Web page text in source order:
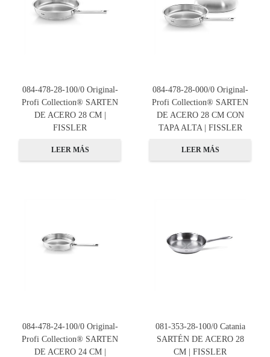
084-478-28-100/0 Original-
Profi Collection® SARTEN
DE ACERO 28 CM |
FISSLER
LEER MÁS
084-478-28-000/0 Original-
Profi Collection® SARTEN
DE ACERO 28 CM CON
TAPA ALTA | FISSLER
LEER MÁS
084-478-24-100/0 Original-
Profi Collection® SARTEN
DE ACERO 24 CM |
081-353-28-100/0 Catania
SARTÉN DE ACERO 28
CM | FISSLER